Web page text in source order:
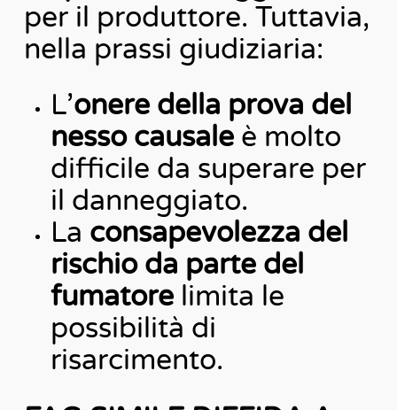
per il produttore. Tuttavia,
nella prassi giudiziaria:
L’onere della prova del
nesso causaleè molto
difficile da superare per
il danneggiato.
La consapevolezza del
rischio da parte del
fumatorelimita le
possibilità di
risarcimento.